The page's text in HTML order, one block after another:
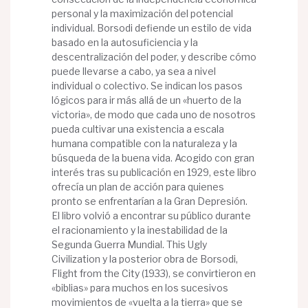
personal y la maximización del potencial
individual. Borsodi defiende un estilo de vida
basado en la autosuficiencia y la
descentralización del poder, y describe cómo
puede llevarse a cabo, ya sea a nivel
individual o colectivo. Se indican los pasos
lógicos para ir más allá de un «huerto de la
victoria», de modo que cada uno de nosotros
pueda cultivar una existencia a escala
humana compatible con la naturaleza y la
búsqueda de la buena vida. Acogido con gran
interés tras su publicación en 1929, este libro
ofrecía un plan de acción para quienes
pronto se enfrentarían a la Gran Depresión.
El libro volvió a encontrar su público durante
el racionamiento y la inestabilidad de la
Segunda Guerra Mundial. This Ugly
Civilization y la posterior obra de Borsodi,
Flight from the City (1933), se convirtieron en
«biblias» para muchos en los sucesivos
movimientos de «vuelta a la tierra» que se